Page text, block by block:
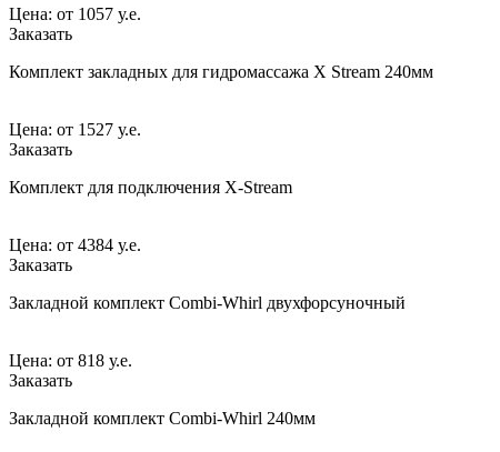
Цена: от 1057 у.е.
Заказать
Комплект закладных для гидромассажа X Stream 240мм
Цена: от 1527 у.е.
Заказать
Комплект для подключения X-Stream
Цена: от 4384 у.е.
Заказать
Закладной комплект Combi-Whirl двухфорсуночный
Цена: от 818 у.е.
Заказать
Закладной комплект Combi-Whirl 240мм